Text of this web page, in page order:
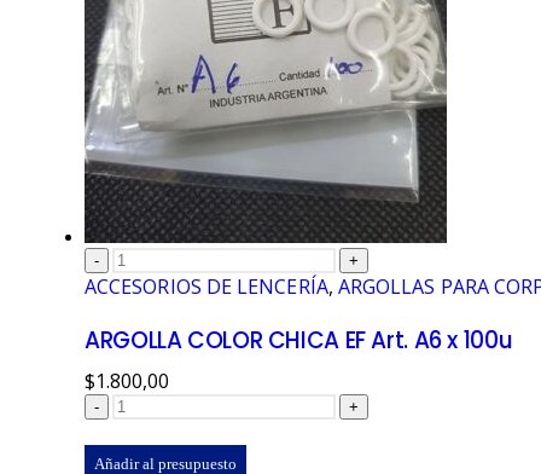
- +
ACCESORIOS DE LENCERÍA, ARGOLLAS PARA
ARGOLLA COLOR CHICA EF Art. A6 x 100u
$1.800,00
- +
Añadir al presupuesto